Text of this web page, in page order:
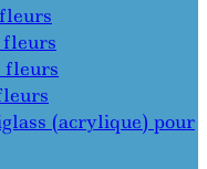
fleurs
fleurs
(acrylique) pour